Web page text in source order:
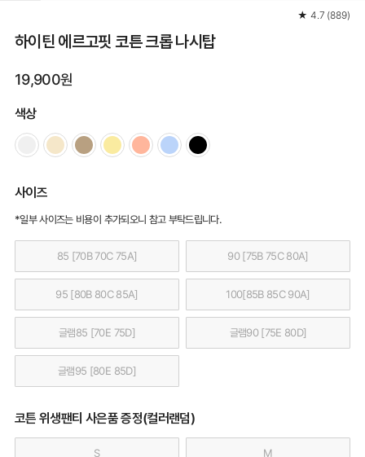
★ 4.7 (889)
하이틴 에르고핏 코튼 크롭 나시탑
19,900원
색상
사이즈
*일부 사이즈는 비용이 추가되오니 참고 부탁드립니다.
85 [70B 70C 75A] 90 [75B 75C 80A]
95 [80B 80C 85A] 100[85B 85C 90A]
글램85 [70E 75D] 글램90 [75E 80D]
글램95 [80E 85D]
코튼 위생팬티 사은품 증정(컬러랜덤)
S M